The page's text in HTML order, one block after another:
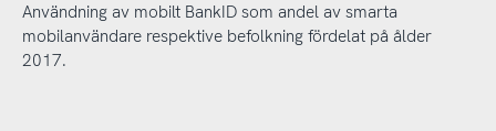
Användning av mobilt BankID som andel av smarta
mobilanvändare respektive befolkning fördelat på ålder
2017.